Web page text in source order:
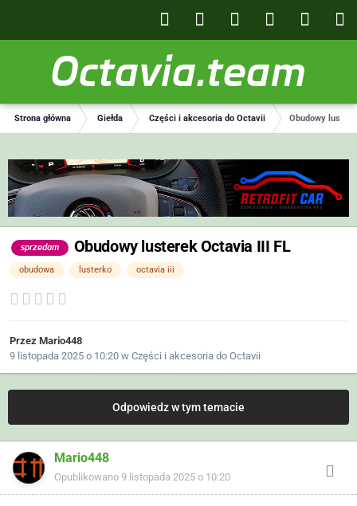
Octavia.team
Strona główna Giełda Części i akcesoria do Octavii Obudowy
sprzedam Obudowy lusterek Octavia III FL
obudowa lusterko octavia iii
Przez Mario448
9 listopada 2025 o 10:20 w Części i akcesoria do Octavii
Odpowiedz w tym temacie
Mario448
Opublikowano 9 listopada 2025 o 10:20